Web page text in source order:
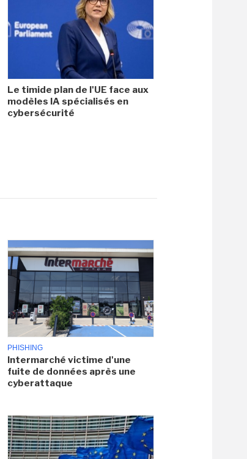
Le timide plan de l'UE face aux
modèles IA spécialisés en
cybersécurité
PHISHING
Intermarché victime d'une
fuite de données après une
cyberattaque